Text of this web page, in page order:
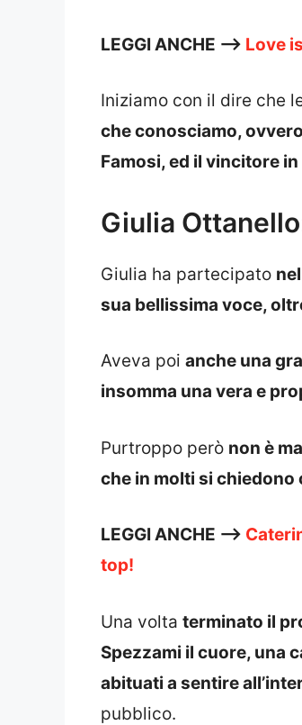
LEGGI ANCHE —> Love
Iniziamo con il dire che
che conosciamo,
Famosi, ed il vincitore
Giulia
Giulia ha partecipato
sua bellissima voce,
Aveva poi anche una
insomma una vera e
Purtroppo però non è
che in molti si chiedono
LEGGI ANCHE —>
top!
Una volta terminato il
Spezzami il cuore, una
abituati a sentire
pubblico.